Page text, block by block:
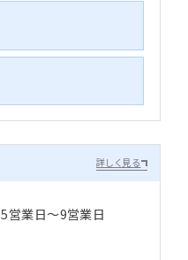
詳しく見る
5営業日～9営業日